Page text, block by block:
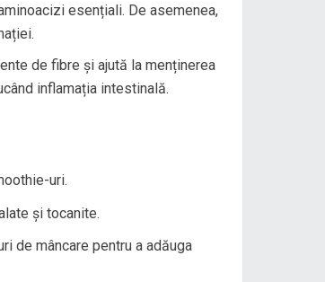
esențiali. De asemenea,
de fibre și ajută la menținerea
inflamația intestinală.
uri.
și tocanite.
de mâncare pentru a adăuga